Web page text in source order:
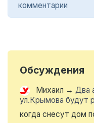
комментарии
Обсуждения
Михаил → Два
ул.Крымова будут
когда снесут дом